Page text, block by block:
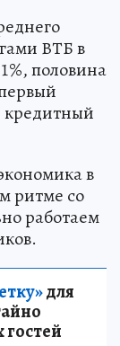
ВТБ в
половина
кредитный
в
ритме со
работаем
для